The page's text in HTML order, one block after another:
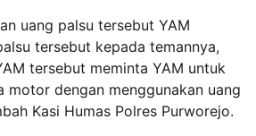
uang palsu tersebut YAM
tersebut kepada temannya,
tersebut meminta YAM untuk
motor dengan menggunakan uang
Kasi Humas Polres Purworejo.